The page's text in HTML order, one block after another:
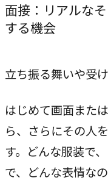
面接：リアルな
する機会
立ち振る舞いや受
はじめて画面また
ら、さらにその人
す。どんな服装で
で、どんな表情な